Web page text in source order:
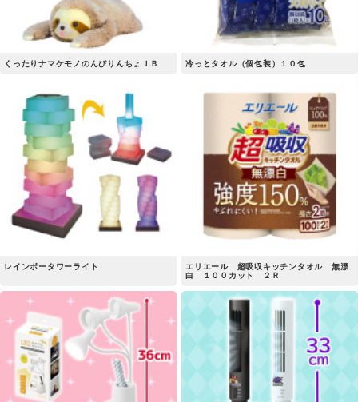
くったりナマケモノのんびりんちょＪＢ 冷っとタオル（個包装）１０包
レインボータワーライト
エリエール 超吸収キッチンタオル 無漂
白 １００カット ２Ｒ